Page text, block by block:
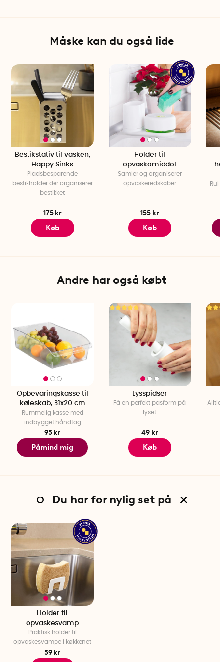
Antal pr. pakke: 1Måske kan du også lide
Bestikstativ til vasken,
Happy Sinks
Pladsbesparende
bestikholder der organiserer
bestikket
175 kr
Køb
Holder til
opvaskemiddel
Samler og organiserer
opvaskeredskaber
155 kr
Køb
Andre har også købt
Opbevaringskasse til
køleskab, 31x20 cm
Rummelig kasse med
indbygget håndtag
95 kr
Påmind mig
Lysspidser
Få en perfekt pasform på
lyset
49 kr
Køb
Du har for nylig set på
Holder til
opvaskesvamp
Praktisk holder til
opvaskesvampe i køkkenet
59 kr